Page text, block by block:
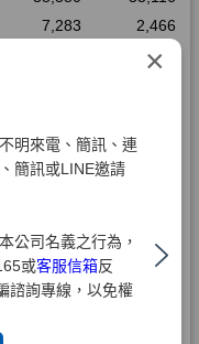
×
明來電、簡訊、連
簡訊或LINE邀請
公司名義之行為，
或客服信箱反
諮詢專線，以免權